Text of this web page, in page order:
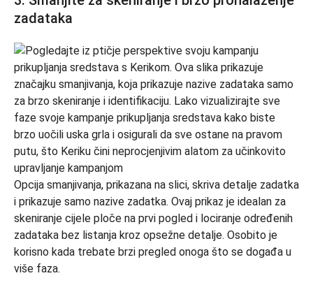
zadataka
Opcija smanjivanja, prikazana na slici, skriva detalje zadatka
i prikazuje samo nazive zadatka. Ovaj prikaz je idealan za
skeniranje cijele ploče na prvi pogled i lociranje određenih
zadataka bez listanja kroz opsežne detalje. Osobito je
korisno kada trebate brzi pregled onoga što se događa u
više faza.